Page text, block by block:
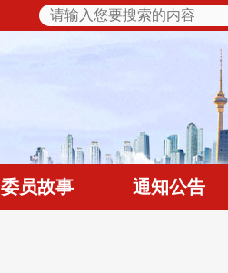
委员故事 通知公告